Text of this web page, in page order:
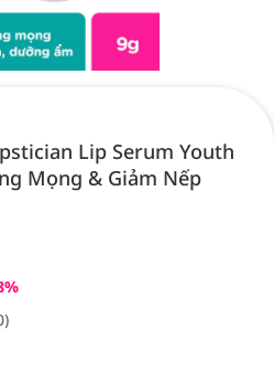
Lip Serum Youth
Mọng & Giảm Nếp